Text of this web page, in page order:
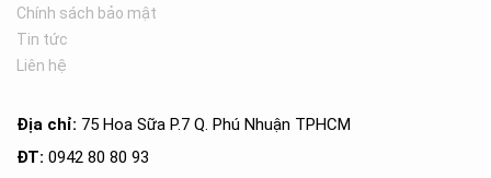
Chính sách bảo mật
Tin tức
Liên hệ
Địa chỉ: 75 Hoa Sữa P.7 Q. Phú Nhuận TPHCM
ĐT: 0942 80 80 93